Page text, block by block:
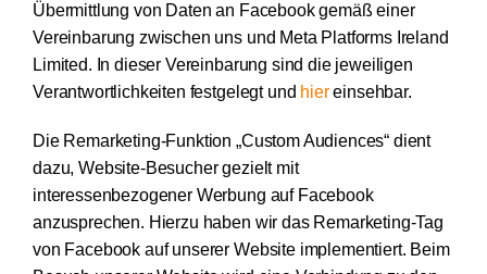
Übermittlung von Daten an Facebook gemäß einer
Vereinbarung zwischen uns und Meta Platforms Ireland
Limited. In dieser Vereinbarung sind die jeweiligen
Verantwortlichkeiten festgelegt und hiereinsehbar.
Die Remarketing-Funktion „Custom Audiences“ dient
dazu, Website-Besucher gezielt mit
interessenbezogener Werbung auf Facebook
anzusprechen. Hierzu haben wir das Remarketing-Tag
von Facebook auf unserer Website implementiert. Beim